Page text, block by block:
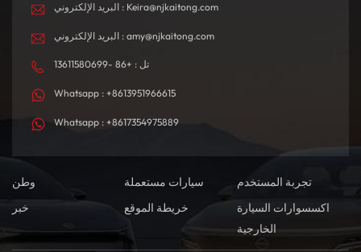
البريد الإلكتروني : Keira@njkaitong.com
البريد الإلكتروني : amy@njkaitong.com
تل : +86 -13611580699
Whatsapp : +8613951966615
Whatsapp : +8617354975889
وطن سيارات مستعملة
تجربة المستخدم
خبر
خريطة الموقع
اكسسوارات السيارة
الخارجية